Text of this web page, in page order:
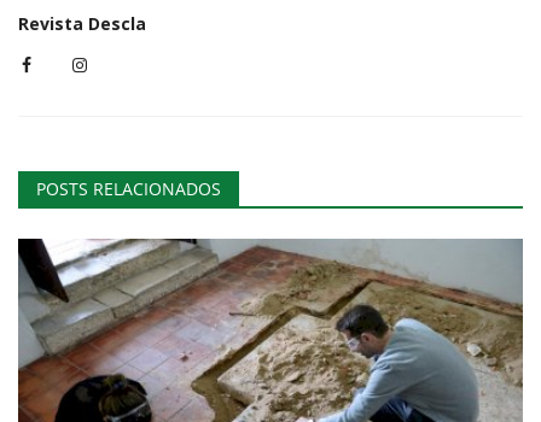
Revista Descla
POSTS RELACIONADOS